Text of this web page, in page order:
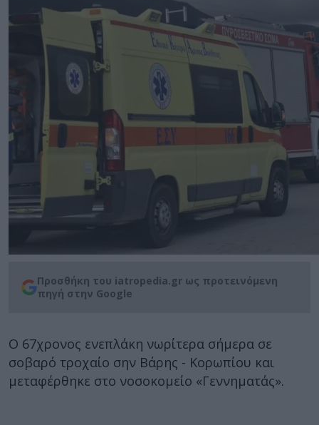
Προσθήκη του iatropedia.gr ως προτεινόμενη
πηγή στην Google
Ο 67χρονος ενεπλάκη νωρίτερα σήμερα σε
σοβαρό τροχαίο σην Βάρης - Κορωπίου και
μεταφέρθηκε στο νοσοκομείο «Γεννηματάς».